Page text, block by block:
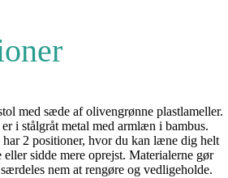
med sæde af olivengrønne plastlameller.
er i stålgråt metal med armlæn i bambus.
har 2 positioner, hvor du kan læne dig helt
eller sidde mere oprejst. Materialerne gør
nem at rengøre og vedligeholde.